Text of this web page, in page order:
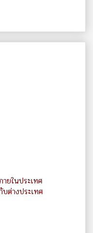
ยในประเทศ
ต่างประเทศ